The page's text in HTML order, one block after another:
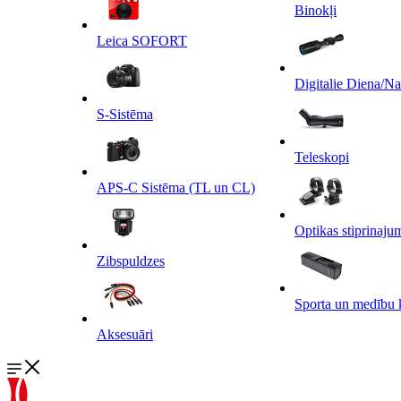
Leica SOFORT
S-Sistēma
APS-C Sistēma (TL un CL)
Zibspuldzes
Aksesuāri
Binokļi
Digitalie Diena/
Teleskopi
Optikas
Sporta un medību